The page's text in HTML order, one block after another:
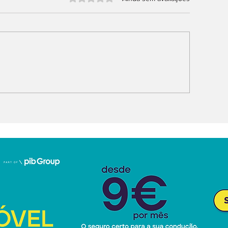
e na inteligência